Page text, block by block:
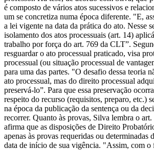
é composto de vários atos sucessivos e
um se concretiza numa época diferente. "E,
a lei vigente na data da prática do ato. Nesse
isolamento dos atos processuais (art. 14)
trabalho por força do art. 769 da CLT”.
resguardar o ato processual praticado, visa
processual (ou situação processual de
para uma das partes. "O desafio dessa teoria
ato processual, mas do direito processual
preservá-lo”. Para que essa preservação
respeito do recurso (requisitos, preparo, etc.)
na época da publicação da sentença ou da
recorrer. Quanto às provas, Silva lembra o
afirma que as disposições de Direito
apenas às provas requeridas ou determinadas
data de início de sua vigência. "Assim, com o